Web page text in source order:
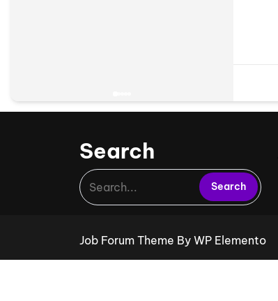
Search
Job Forum Theme By WP Elemento